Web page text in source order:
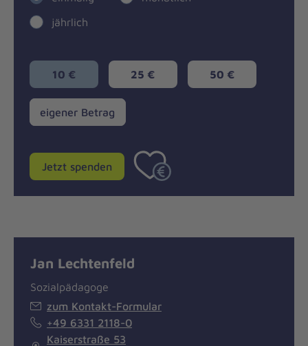
jährlich
10 € 25 € 50 €
eigener
Betrag
eigener Betrag
Jetzt spenden
Jan Lechtenfeld
Sozialpädagoge
zum Kontakt-Formular
+49 6331 2118-0
Kaiserstraße 53